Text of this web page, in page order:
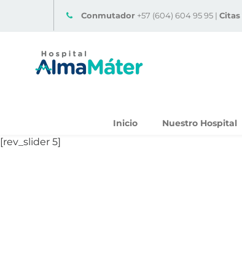
Conmutador +57 (604) 604 95 95 | Citas
Inicio Nuestro Hospital
[rev_slider 5]